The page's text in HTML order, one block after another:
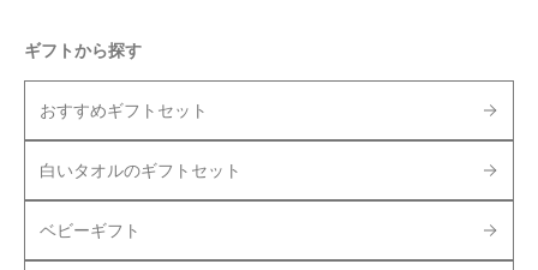
ギフトから探す
おすすめギフトセット
白いタオルのギフトセット
ベビーギフト